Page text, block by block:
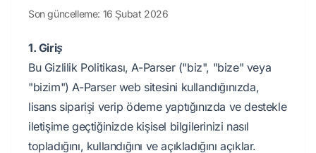
Son güncelleme: 16 Şubat 2026
1. Giriş
Bu Gizlilik Politikası, A-Parser ("biz", "bize" veya
"bizim") A-Parser web sitesini kullandığınızda,
lisans siparişi verip ödeme yaptığınızda ve destekle
iletişime geçtiğinizde kişisel bilgilerinizi nasıl
topladığını, kullandığını ve açıkladığını açıklar.